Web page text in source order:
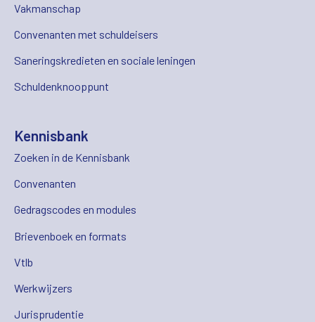
Vakmanschap
Convenanten met schuldeisers
Saneringskredieten en sociale leningen
Schuldenknooppunt
Kennisbank
Zoeken in de Kennisbank
Convenanten
Gedragscodes en modules
Brievenboek en formats
Vtlb
Werkwijzers
Jurisprudentie